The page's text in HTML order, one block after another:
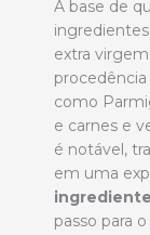
A base de
extra
como
e carnes e
é notável,
em uma
passo para